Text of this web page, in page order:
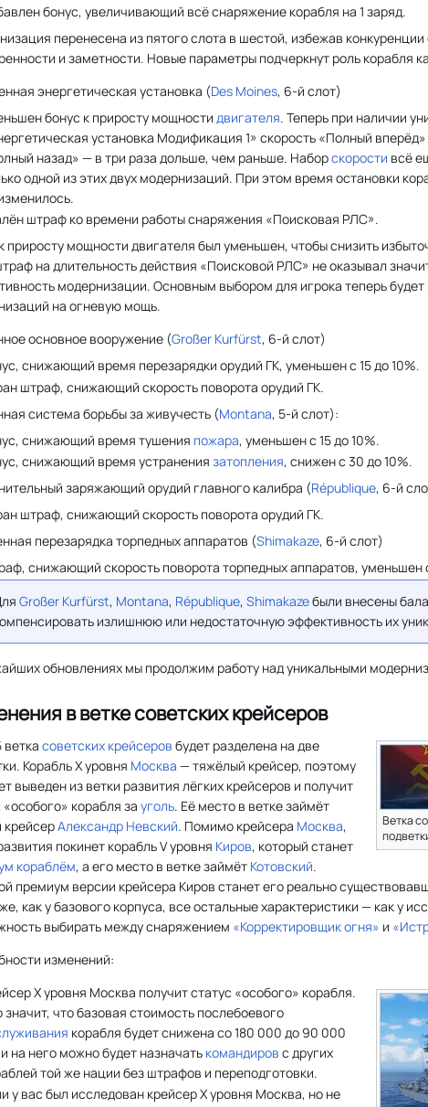
бонус, увеличивающий всё снаряжение корабля на 1 заряд.
перенесена из пятого слота в шестой, избежав
и заметности. Новые параметры подчеркнут роль корабля
энергетическая установка (Des Moines, 6-й cлот)
бонус к приросту мощностидвигателя. Теперь при наличии
установка Модификация 1» скорость «Полный
назад» — в три раза дольше, чем раньше. Наборскорости всё
одной из этих двух модернизаций. При этом время остановки
штраф ко времени работы снаряжения «Поисковая РЛС».
приросту мощности двигателя был уменьшен, чтобы снизить
на длительность действия «Поисковой РЛС» не оказывал
модернизации. Основным выбором для игрока теперь
на огневую мощь.
основное вооружение (Großer Kurfürst, 6-й cлот)
снижающий время перезарядки орудий ГК, уменьшен с 15 до 10%.
штраф, снижающий скорость поворота орудий ГК.
система борьбы за живучесть (Montana, 5-й cлот):
снижающий время тушения пожара, уменьшен с 15 до 10%.
снижающий время устранениязатопления, снижен с 30 до 10%.
заряжающий орудий главного калибра (République, 6-й
штраф, снижающий скорость поворота орудий ГК.
перезарядка торпедных аппаратов (Shimakaze, 6-й cлот)
снижающий скорость поворота торпедных аппаратов, уменьшен
Großer Kurfürst, Montana, République, Shimakazeбыли внесены
излишнюю или недостаточную эффективность их
обновлениях мы продолжим работу над уникальными
в ветке советских крейсеров
Ветка
советских крейсеров будет разделена на две
Корабль X уровня Москва — тяжёлый крейсер, поэтому
выведен из ветки развития лёгких крейсеров и получит
«особого» корабля за уголь. Её место в ветке займёт
крейсерАлександр Невский. Помимо крейсера Москва,
покинет корабль V уровня Киров, который станет
кораблём, а его место в ветке займёт Котовский.
премиум версии крейсера Киров станет его реально
как у базового корпуса, все остальные характеристики — как у
выбирать между снаряжением «Корректировщик огня» и
изменений:
X уровня Москва получит статус «особого» корабля.
значит, что базовая стоимость послебоевого
корабля будет снижена со 180 000 до 90 000
на него можно будет назначать командиров с других
той же нации без штрафов и переподготовки.
у вас был исследован крейсер X уровня Москва, но не